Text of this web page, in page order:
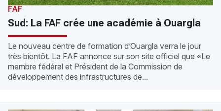
FAF
Sud: La FAF crée une académie à Ouargla
Le nouveau centre de formation d’Ouargla verra le jour
très bientôt. La FAF annonce sur son site officiel que «Le
membre fédéral et Président de la Commission de
développement des infrastructures de...